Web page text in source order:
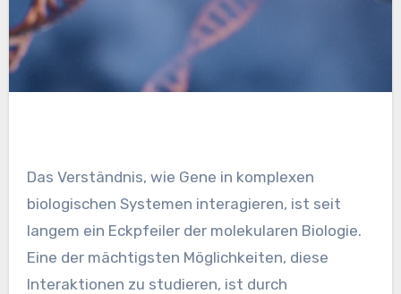
Das Verständnis, wie Gene in komplexen
biologischen Systemen interagieren, ist seit
langem ein Eckpfeiler der molekularen Biologie.
Eine der mächtigsten Möglichkeiten, diese
Interaktionen zu studieren, ist durch